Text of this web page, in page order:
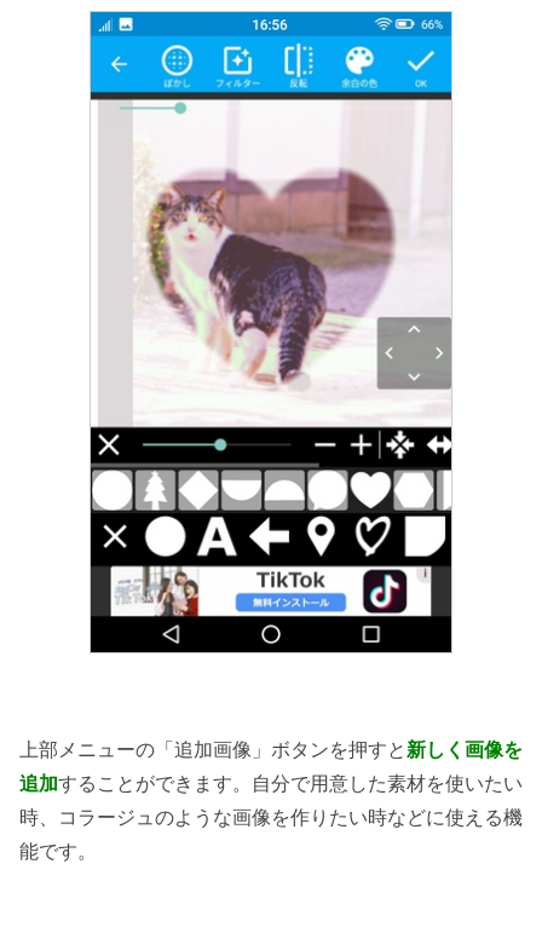
上部メニューの「追加画像」ボタンを押すと 新しく画像を
追加することができます。自分で用意した素材を使いたい
時、コラージュのような画像を作りたい時などに使える機
能です。